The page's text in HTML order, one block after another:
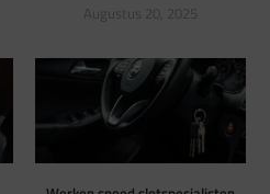
Augustus 20, 2025